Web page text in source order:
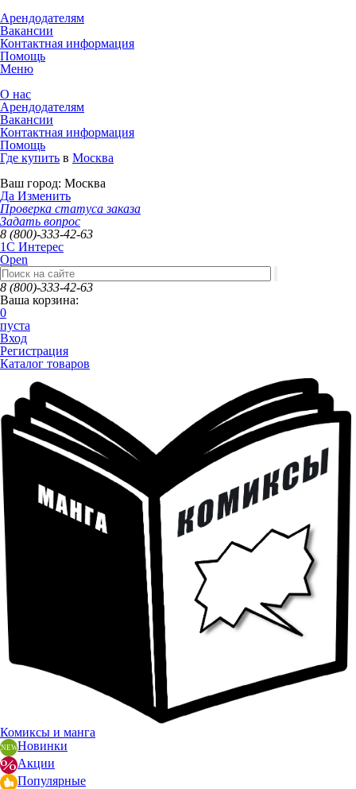
Арендодателям
Вакансии
Контактная информация
Помощь
Меню
О нас
Арендодателям
Вакансии
Контактная информация
Помощь
Где купить в Москва
Ваш город: Москва
Да Изменить
Проверка статуса заказа
Задать вопрос
8 (800)-333-42-63
1C Интерес
Open
8 (800)-333-42-63
Ваша корзина:
0
пуста
Вход
Регистрация
Каталог товаров
Комиксы и манга
Новинки
Акции
Популярные